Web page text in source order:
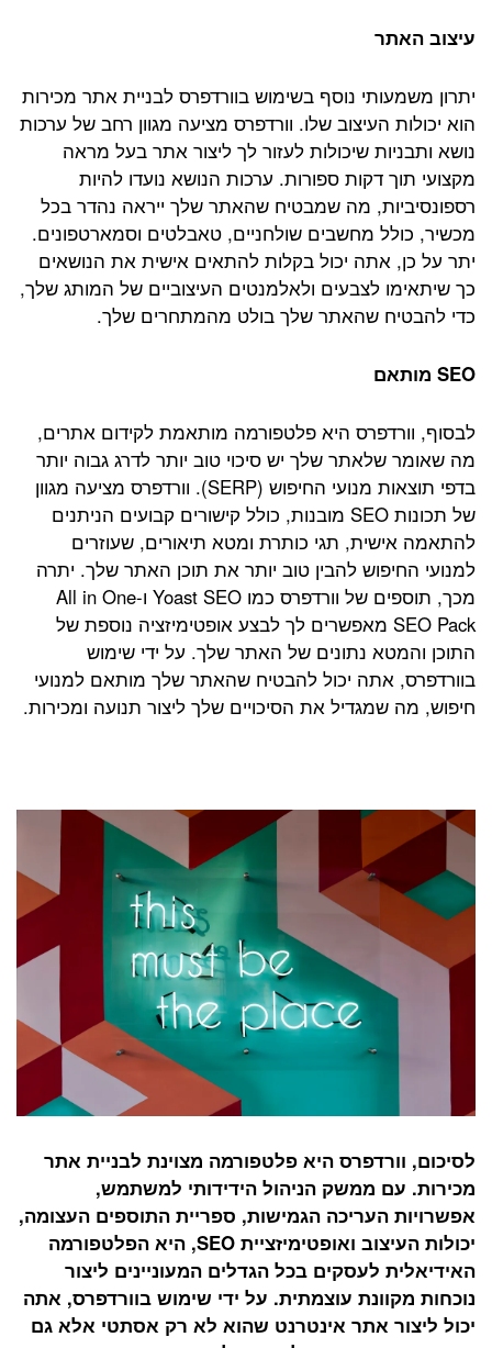
עיצוב האתר
יתרון משמעותי נוסף בשימוש בוורדפרס לבניית אתר מכירות
הוא יכולות העיצוב שלו. וורדפרס מציעה מגוון רחב של ערכות
נושא ותבניות שיכולות לעזור לך ליצור אתר בעל מראה
מקצועי תוך דקות ספורות. ערכות הנושא נועדו להיות
רספונסיביות, מה שמבטיח שהאתר שלך ייראה נהדר בכל
מכשיר, כולל מחשבים שולחניים, טאבלטים וסמארטפונים.
יתר על כן, אתה יכול בקלות להתאים אישית את הנושאים
כך שיתאימו לצבעים ולאלמנטים העיצוביים של המותג שלך,
כדי להבטיח שהאתר שלך בולט מהמתחרים שלך.
SEO מותאם
לבסוף, וורדפרס היא פלטפורמה מותאמת לקידום אתרים,
מה שאומר שלאתר שלך יש סיכוי טוב יותר לדרג גבוה יותר
בדפי תוצאות מנועי החיפוש (SERP). וורדפרס מציעה מגוון
של תכונות SEO מובנות, כולל קישורים קבועים הניתנים
להתאמה אישית, תגי כותרת ומטא תיאורים, שעוזרים
למנועי החיפוש להבין טוב יותר את תוכן האתר שלך. יתרה
מכך, תוספים של וורדפרס כמו Yoast SEO ו-All in One
SEO Pack מאפשרים לך לבצע אופטימיזציה נוספת של
התוכן והמטא נתונים של האתר שלך. על ידי שימוש
בוורדפרס, אתה יכול להבטיח שהאתר שלך מותאם למנועי
חיפוש, מה שמגדיל את הסיכויים שלך ליצור תנועה ומכירות.
לסיכום, וורדפרס היא פלטפורמה מצוינת לבניית אתר
מכירות. עם ממשק הניהול הידידותי למשתמש,
אפשרויות העריכה הגמישות, ספריית התוספים העצומה,
יכולות העיצוב ואופטימיזציית SEO, היא הפלטפורמה
האידיאלית לעסקים בכל הגדלים המעוניינים ליצור
נוכחות מקוונת עוצמתית. על ידי שימוש בוורדפרס, אתה
יכול ליצור אתר אינטרנט שהוא לא רק אסתטי אלא גם